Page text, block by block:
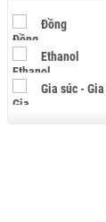
Đồng
Ethanol
Gia súc -